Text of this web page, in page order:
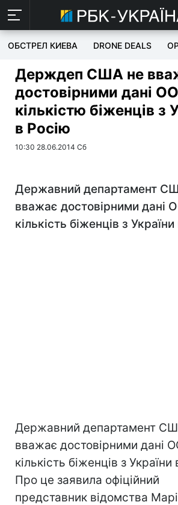
ОБСТРЕЛ КИЕВА DRONE DEALS
Держдеп США не
достовірними дані
кількістю біженців з
в Росію
10:30 28.06.2014 Сб
Державний департамент
вважає достовірними дані
кількість біженців з
Державний департамент
вважає достовірними дані
кількість біженців з України
Про це заявила офіційний
представник відомства